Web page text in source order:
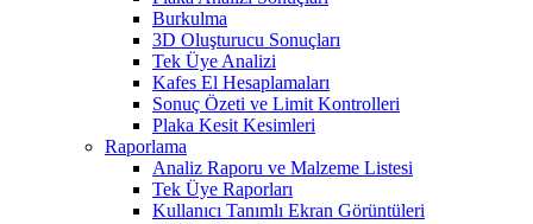
Burkulma
3D Oluşturucu Sonuçları
Tek Üye Analizi
Kafes El Hesaplamaları
Sonuç Özeti ve Limit Kontrolleri
Plaka Kesit Kesimleri
Raporlama
Analiz Raporu ve Malzeme Listesi
Tek Üye Raporları
Kullanıcı Tanımlı Ekran Görüntüleri